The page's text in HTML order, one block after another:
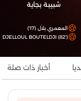
شبيبة بجاية
المعمري بلال (17')
DJELLOUL BOUTELDJI (82')
أخبار ذات صلة